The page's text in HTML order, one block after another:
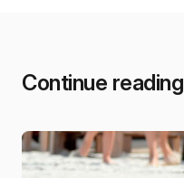
Continue reading